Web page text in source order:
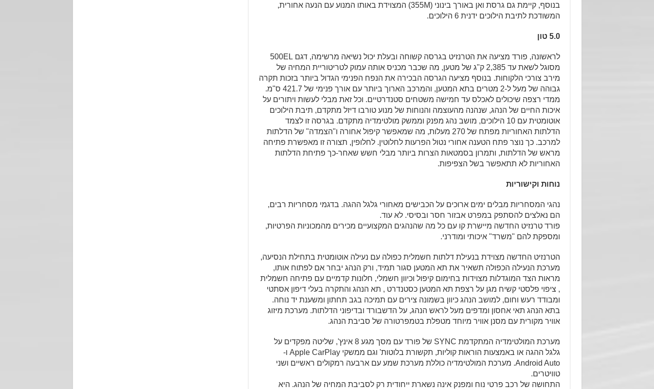
בנוסף, קיימת גם גרסת ואן באורך בינוני (355M) המצוידת באותו המנוע עם הנעה אחורית,
המשודכת לתיבת הילוכים ידנית 6 הילוכים.
5.0 טון
לראשונה, פורד מציעה את הטרנזיט בגרסה קשוחה ובעלת יכול נשיאה מרשימה, דגם 500EL
מסוגל לשאת עד 2,385 ק"ג של מטען, מה שכבר מכניס אותה עמוק לטריטוריית המחיה של
מירב צורכי הלקוחות. בנוסף מציעה הגרסה הבכירה את הנפח הפנימי הגדול ביותר בזכות תקרה
גבוהה של מעל ל-2 מטרים בתא המטען, והמרכב הארוך ביותר עם אורך פנימי של 421.7 ס"מ.
ממדי רצפה שיכולים לאכלס עד חמישה משטחים סטנדרטיים. וכל זאת מבלי לעשות ויתורים על
איכות החיים של הנהג, שנהנה מהעוצמה והנוחות של מנוע טורבו דיזל מתקדם, תיבת הילוכים
אוטומטית עם 10 הילוכים, מושב נהג מפנק וממשק מולטימדיה מתקדם. בגרסה זו לצמד
הדלתות האחוריות מפתח של 270 מעלות, מה שמאפשר קיפול אחורה ו"הצמדה" של הדלתות
למרכב. כך נוצר פתח הטענה אחורי נטול הפרעות לחלוטין. לחלופין, תצורה זו מאפשרת פתיחה
מראש של הדלתות, ותמרון בסמטאות הצרות ביותר מבלי חשש שאחר-כך פתיחת הדלתות
האחוריות לא תתאפשר בשל הצפיפות.
נוחות וקישוריות
נהגי המסחריות מבלים ימים ארוכים על הכבישים מאחורי גלגל ההגה. בדגמי מסחריות רבים,
הם נאלצים להסתפק במפרט אבזור חסר ובסיסי. לא עוד.
פורד טרנזיט החדשה מיישרת קו עם כל מה שהנהגים המקצועיים מכירים מהמכוניות הפרטיות,
ומספקת להם "משרד" איכותי ומודרני.
הטרנזיט החדשה מצוידת בנעילת דלתות חשמלית כפולה עם נעילה אוטומטית בתחילת הנסיעה,
מערכת הנעילה הכפולה תשאיר את תא המטען סגור תמיד, ורק הנהג יבחר אם לפתוח אותו,
מראות הצד המוגדלות מצוידות בחימום קיפול וכיוון חשמלי, חלונות קדמיים עם פתיחה חשמלית
, ציפוי פלסטי קשיח מגן על רצפת תא המטען כסטנדרט , תא הנהג והתקרה בעלי דיפון אסתטי
ומבודד רעש וחום, למושב הנהג כיוון בשמונה צירים עם תמיכה בגב תחתון ומשענת יד נוחה.
בתא הנהג תאי אחסון ומדפים מעל לראש הנהג, על הדשבורד ובדיפוני הדלתות. מערכת מיזוג
אוויר מקורית עם מסנן אוויר מיוחד מטפלת בטמפרטורה של סביבת הנהג.
מערכת המולטימדיה המתקדמת SYNC של פורד עם מסך מגע 8 אינץ', שליטה מפקדים על
גלגל ההגה או באמצעות הוראות קוליות, תקשורת בלוטות' וגם ממשקי Apple CarPlay ו-
Android Auto. מערכת המולטימדיה כוללת מערכת שמע עם ארבעה רמקולים ראשיים ושני
טוויטרים.
התחושה של רכב פרטי נוח ומפנק אינה נשארת ייחודית רק לסביבת המחיה של הנהג. היא